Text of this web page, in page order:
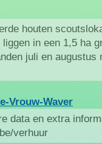
houten
in een 1,5 ha
juli en augustus
Vrouw-Waver
data en extra
verhuur